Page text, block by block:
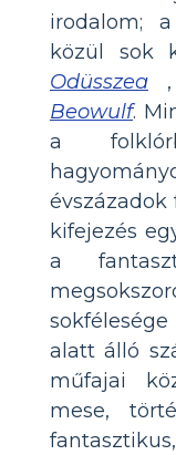
irodalom;
közül sok
Odüsszea ,
Beowulf.
a
kifejezés
a
alatt álló
műfajai
mese,